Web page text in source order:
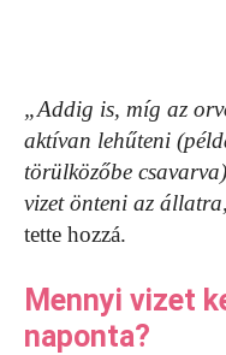
„Addig is, míg az
aktívan lehűteni
törülközőbe
vizet önteni az
tette hozzá.
Mennyi vizet
naponta?